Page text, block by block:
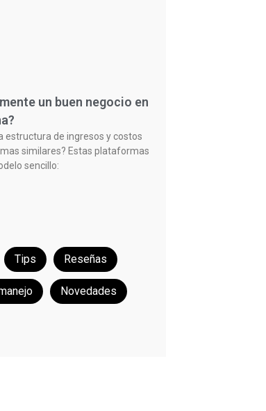
un buen negocio en
estructura de ingresos y costos
similares? Estas plataformas
sencillo:
Tips Reseñas
Novedades